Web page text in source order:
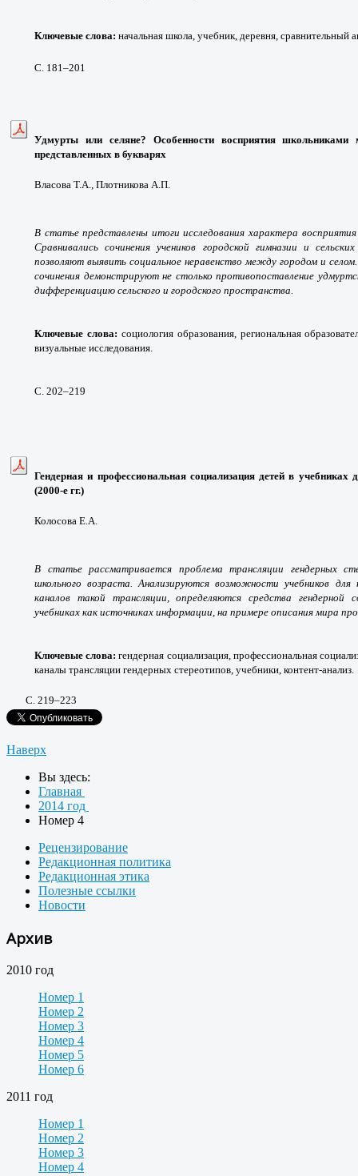
Ключевые слова: начальная школа, учебник, деревня, сравнительный
С. 181–201
Удмурты или селяне? Особенности восприятия школьниками
представленных в букварях
Власова Т.А., Плотникова А.П.
В статье представлены итоги исследования характера
Сравнивались сочинения учеников городской гимназии и
позволяют выявить социальное неравенство между городом и
сочинения демонстрируют не столько противопоставление
дифференциацию сельского и городского пространства.
Ключевые слова: социология образования, региональная
визуальные исследования.
С. 202–219
Гендерная и профессиональная социализация детей в
(2000-е гг.)
Колосова Е.А.
В статье рассматривается проблема трансляции гендерных
школьного возраста. Анализируются возможности учебников
каналов такой трансляции, определяются средства гендерной
учебниках как источниках информации, на примере описания мира
Ключевые слова:гендерная социализация, профессиональная
каналы трансляции гендерных стереотипов, учебники, контент-анализ.
С. 219–223
Наверх
Вы здесь:
Главная
2014 год
Номер 4
Рецензирование
Редакционная политика
Редакционная этика
Полезные ссылки
Новости
Архив
2010 год
Номер 1
Номер 2
Номер 3
Номер 4
Номер 5
Номер 6
2011 год
Номер 1
Номер 2
Номер 3
Номер 4